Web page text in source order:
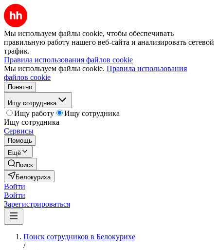
Мы используем файлы cookie, чтобы обеспечивать
правильную работу нашего веб-сайта и анализировать сетевой
трафик.
Правила использования файлов cookie
Мы используем файлы cookie. Правила использования
файлов cookie
Понятно
Ищу сотрудника
Ищу работу
Ищу сотрудника
Ищу сотрудника
Сервисы
Помощь
Ещё
Поиск
Белокуриха
Войти
Войти
Зарегистрироваться
Поиск сотрудников в Белокурихе
/